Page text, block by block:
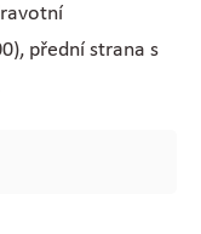
přední strana s